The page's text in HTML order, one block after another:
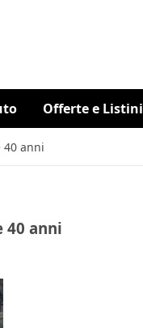
Offerte e Listini
40 anni
40 anni